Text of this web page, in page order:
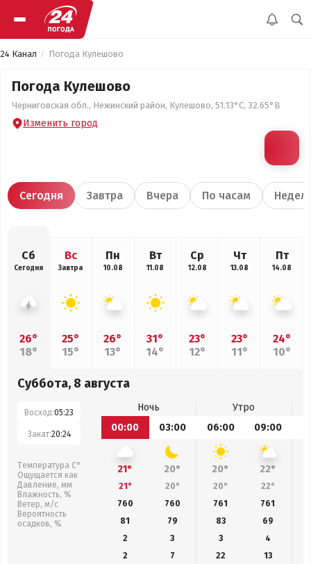
24 Канал Погода Кулешово
Погода Кулешово
Черниговская обл., Нежинский район, Кулешово, 51.13°С, 32.65°В
Изменить город
Сегодня Завтра Вчера По часам
Сб
Сегодня
26°
18°
Вс
Завтра
25°
15°
Пн
10.08
26°
13°
Вт
11.08
31°
14°
Ср
12.08
23°
12°
Чт
13.08
23°
11°
Пт
14.08
24°
10°
Суббота, 8 августа
Восход:05:23
Закат:20:24
Температура С°
Ощущается как
Давление, мм
Влажность, %
Ветер, м/с
Вероятность
осадков, %
Ночь
Утро
00:00
03:00 06:00 09:00
21° 20° 20° 22°
21° 20° 20° 22°
760
760 761 761
81
79 83 69
2
3 3
4
2
7 22 13